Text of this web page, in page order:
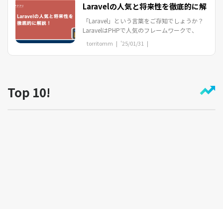
Laravelの人気と将来性を徹底的に解
「Laravel」という言葉をご存知でしょうか？
LaravelはPHPで人気のフレームワークで、
WEBフレームワークの一種です。イチからコ
ードを書いていたら何週間、何ヶ月とかかって
torritomm | '25/01/31 |
Top 10!